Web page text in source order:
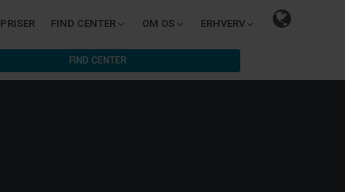
PRISER FIND CENTER OM OS ERHVERV
FIND CENTER